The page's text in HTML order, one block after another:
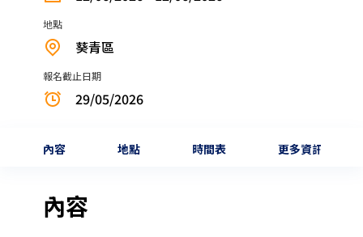
地點
葵青區
報名截止日期
29/05/2026
內容 地點 時間表 更多資訊
內容